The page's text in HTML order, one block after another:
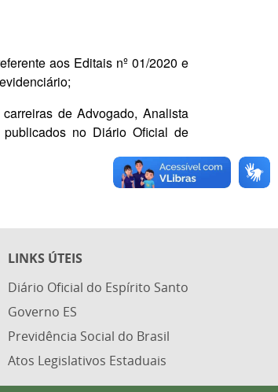
aos Editais nº 01/2020 e
de Advogado, Analista
publicados no Diário Oficial de
LINKS ÚTEIS
Diário Oficial do Espírito Santo
Governo ES
Previdência Social do Brasil
Atos Legislativos Estaduais